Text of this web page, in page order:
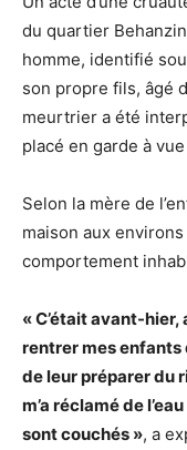
du quartier
homme, identifié
son propre fils, âgé
meurtrier a été
placé en garde à
Selon la mère de
maison aux
comportement
« C’était avant-hier,
rentrer mes enfants
de leur préparer du
m’a réclamé de
sont couchés », a